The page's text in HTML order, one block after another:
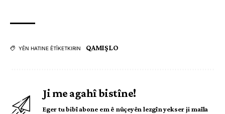
YÊN HATINE ÊTÎKETKIRIN QAMIŞLO
Ji me agahî bistîne!
Eger tu bibî abone em ê nûçeyên lezgîn yekser ji maîla